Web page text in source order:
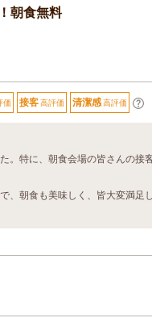
朝食無料
価 接客高評価 清潔感高評価